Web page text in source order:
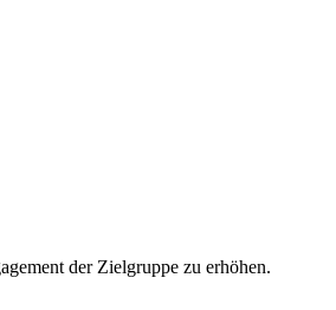
der Zielgruppe zu erhöhen.